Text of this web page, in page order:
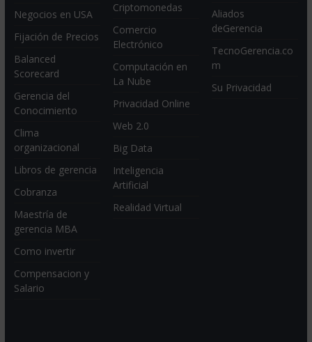
Negocios en USA
Fijación de Precios
Balanced
Scorecard
Gerencia del
Conocimiento
Clima
organizacional
Libros de gerencia
Cobranza
Maestría de
gerencia MBA
Como invertir
Compensacion y
Salario
Criptomonedas
Comercio
Electrónico
Computación en
La Nube
Privacidad Online
Web 2.0
Big Data
Inteligencia
Artificial
Realidad Virtual
Aliados
deGerencia
TecnoGerencia.co
m
Su Privacidad